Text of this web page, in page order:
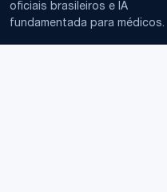
oficiais brasileiros e IA
fundamentada para médicos.